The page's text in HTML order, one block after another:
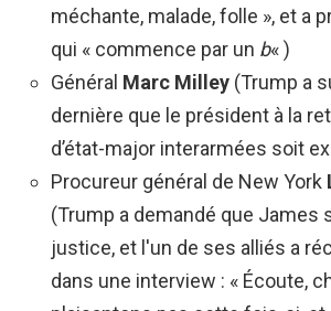
méchante, malade, folle », et a
qui « commence par un b« )
Général Marc Milley (Trump a
dernière que le président à la
d’état-major interarmées soit
Procureur général de New York
(Trump a demandé que James
justice, et l'un de ses alliés a
dans une interview : « Écoute,